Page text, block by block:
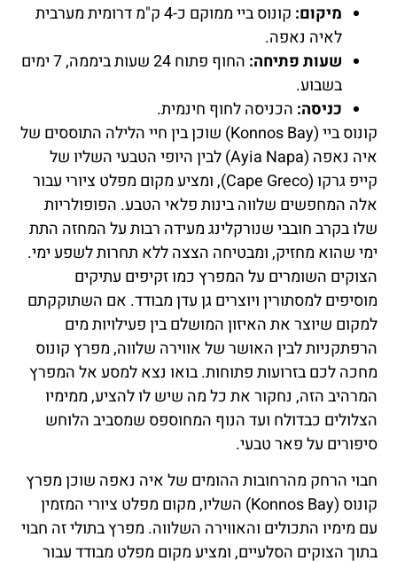
מיקום:
קונוס ביי ממוקם כ-4 ק"מ דרומית מערבית
לאיה נאפה.
שעות פתיחה:
החוף פתוח 24 שעות ביממה, 7 ימים
בשבוע.
כניסה: הכניסה לחוף חינמית.
קונוס ביי (Konnos Bay) שוכן בין חיי הלילה התוססים של
איה נאפה (Ayia Napa) לבין היופי הטבעי השליו של
קייפ גרקו (Cape Greco), ומציע מקום מפלט ציורי עבור
אלה המחפשים שלווה בינות פלאי הטבע. הפופולריות
שלו בקרב חובבי שנורקלינג מעידה רבות על המחזה התת
ימי שהוא מחזיק, ומבטיחה הצצה ללא תחרות לשפע ימי.
הצוקים השומרים על המפרץ כמו זקיפים עתיקים
מוסיפים למסתורין ויוצרים גן עדן מבודד. אם השתוקקתם
למקום שיוצר את האיזון המושלם בין פעילויות מים
הרפתקניות לבין האושר של אווירה שלווה, מפרץ קונוס
מחכה לכם בזרועות פתוחות. בואו נצא למסע אל המפרץ
המרהיב הזה, נחקור את כל מה שיש לו להציע, ממימיו
הצלולים כבדולח ועד הנוף המחוספס שמסביב הלוחש
סיפורים על פאר טבעי.
חבוי הרחק מהרחובות ההומים של איה נאפה שוכן מפרץ
קונוס (Konnos Bay) השליו, מקום מפלט ציורי המזמין
עם מימיו התכולים והאווירה השלווה. מפרץ בתולי זה חבוי
בתוך הצוקים הסלעיים, ומציע מקום מפלט מבודד עבור